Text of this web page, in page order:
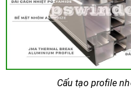
Cấu tạo profile